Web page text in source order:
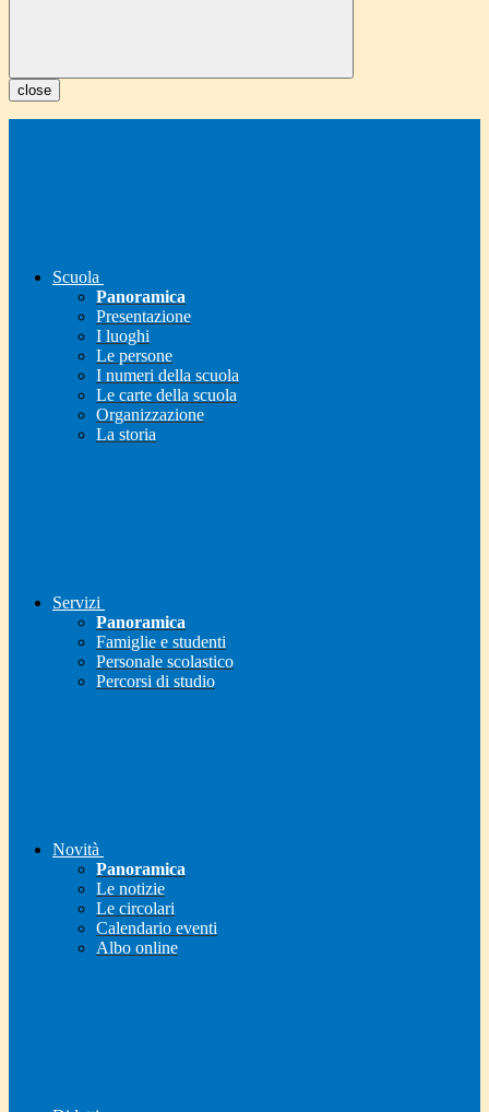
close
Scuola
Panoramica
Presentazione
I luoghi
Le persone
I numeri della scuola
Le carte della scuola
Organizzazione
La storia
Servizi
Panoramica
Famiglie e studenti
Personale scolastico
Percorsi di studio
Novità
Panoramica
Le notizie
Le circolari
Calendario eventi
Albo online